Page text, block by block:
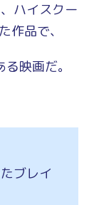
ハイスクー
作品で、
映画だ。
ブレイ